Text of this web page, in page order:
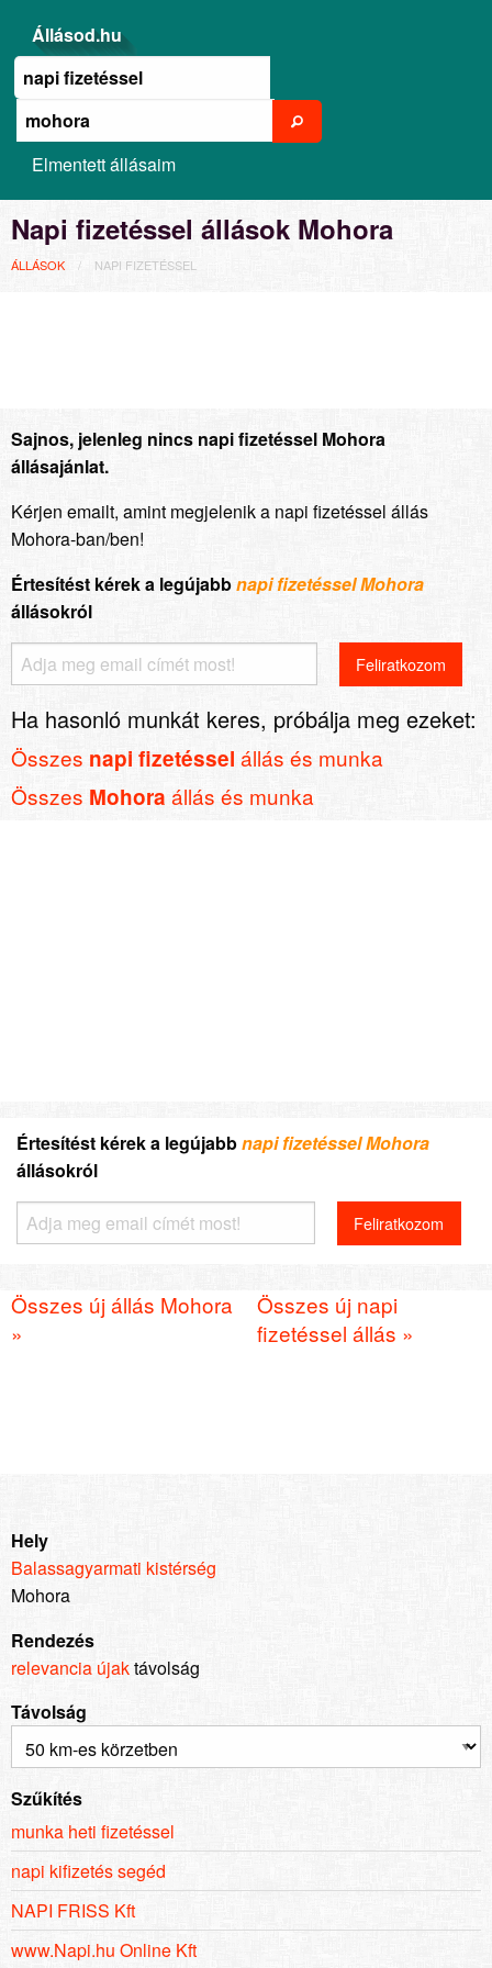
Állásod.hu
Elmentett állásaim
Napi fizetéssel állások Mohora
ÁLLÁSOK NAPI FIZETÉSSEL
Sajnos, jelenleg nincs napi fizetéssel Mohora
állásajánlat.
Kérjen emailt, amint megjelenik a napi fizetéssel állás
Mohora-ban/ben!
Értesítést kérek a legújabbnapi fizetéssel Mohora
állásokról
Ha hasonló munkát keres, próbálja meg ezeket:
Összes napi fizetéssel állás és munka
Összes Mohora állás és munka
Értesítést kérek a legújabbnapi fizetéssel Mohora
állásokról
Összes új állás Mohora
»
Összes új napi
fizetéssel állás »
Hely
Balassagyarmati kistérség
Mohora
Rendezés
relevancia újaktávolság
Távolság
Szűkítés
munka heti fizetéssel
napi kifizetés segéd
NAPI FRISS Kft
www.Napi.hu Online Kft